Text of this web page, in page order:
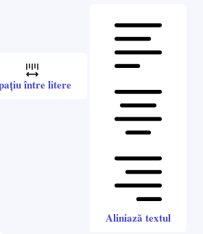
între litere
Aliniază textul